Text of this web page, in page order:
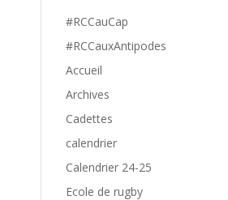
#RCCauCap
#RCCauxAntipodes
Accueil
Archives
Cadettes
calendrier
Calendrier 24-25
Ecole de rugby